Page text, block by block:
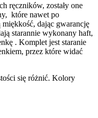
ręczników, zostały one
które nawet po
dając gwarancję
starannie wykonany haft,
. Komplet jest staranie
przez które widać
się różnić. Kolory